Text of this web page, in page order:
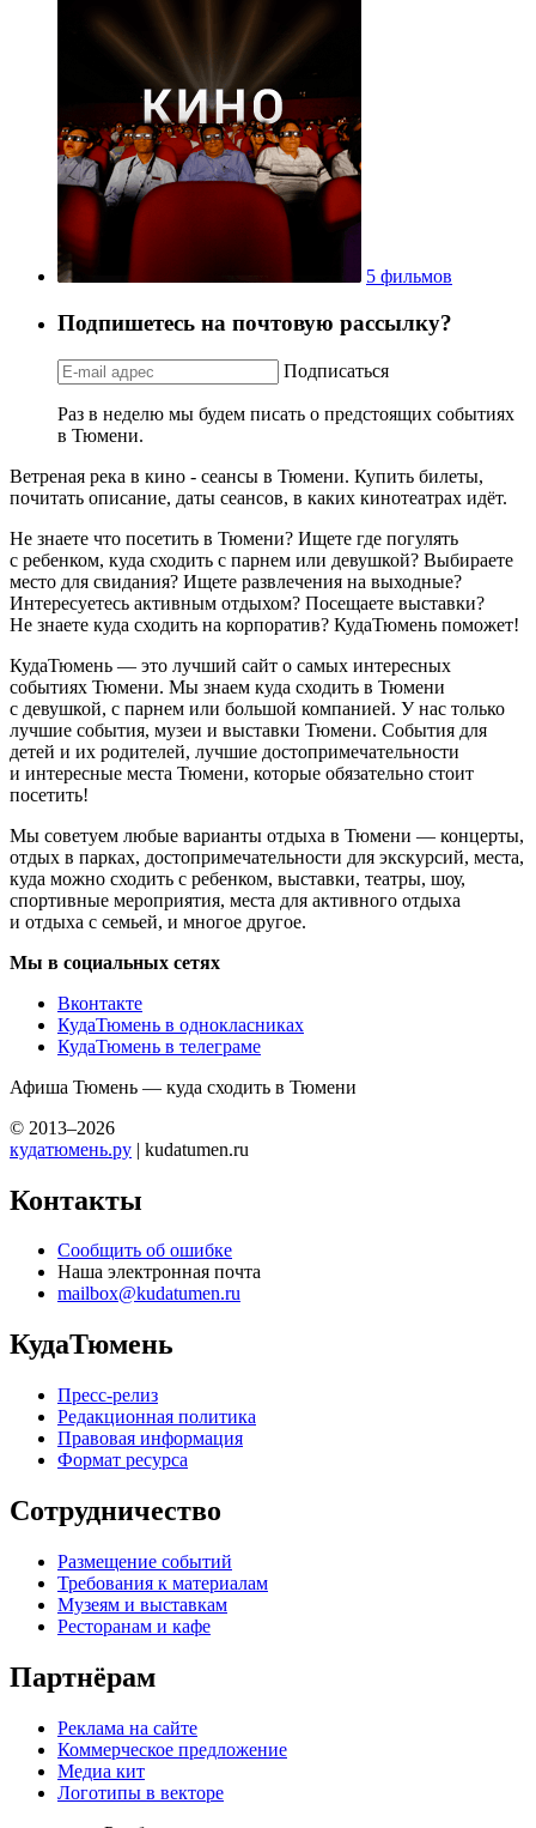
5 фильмов
Подпишетесь на почтовую рассылку?
Подписаться
Раз в неделю мы будем писать о предстоящих событиях
в Тюмени.
Ветреная река в кино - сеансы в Тюмени. Купить билеты,
почитать описание, даты сеансов, в каких кинотеатрах идёт.
Не знаете что посетить в Тюмени? Ищете где погулять
с ребенком, куда сходить с парнем или девушкой? Выбираете
место для свидания? Ищете развлечения на выходные?
Интересуетесь активным отдыхом? Посещаете выставки?
Не знаете куда сходить на корпоратив? КудаТюмень поможет!
КудаТюмень — это лучший сайт о самых интересных
событиях Тюмени. Мы знаем куда сходить в Тюмени
с девушкой, с парнем или большой компанией. У нас только
лучшие события, музеи и выставки Тюмени. События для
детей и их родителей, лучшие достопримечательности
и интересные места Тюмени, которые обязательно стоит
посетить!
Мы советуем любые варианты отдыха в Тюмени — концерты,
отдых в парках, достопримечательности для экскурсий, места,
куда можно сходить с ребенком, выставки, театры, шоу,
спортивные мероприятия, места для активного отдыха
и отдыха с семьей, и многое другое.
Мы в социальных сетях
Вконтакте
КудаТюмень в однокласниках
КудаТюмень в телеграме
Афиша Тюмень — куда сходить в Тюмени
© 2013–2026
кудатюмень.ру | kudatumen.ru
Контакты
Сообщить об ошибке
Наша электронная почта
mailbox@kudatumen.ru
КудаТюмень
Пресс-релиз
Редакционная политика
Правовая информация
Формат ресурса
Сотрудничество
Размещение событий
Требования к материалам
Музеям и выставкам
Ресторанам и кафе
Партнёрам
Реклама на сайте
Коммерческое предложение
Медиа кит
Логотипы в векторе